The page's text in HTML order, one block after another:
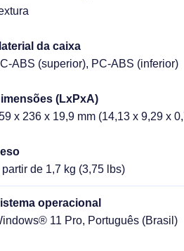
da caixa
ABS (superior), PC-ABS (inferior)
(LxPxA)
x 236 x 19,9 mm (14,13 x 9,29 x
partir de 1,7 kg (3,75 lbs)
operacional
11 Pro, Português (Brasil)